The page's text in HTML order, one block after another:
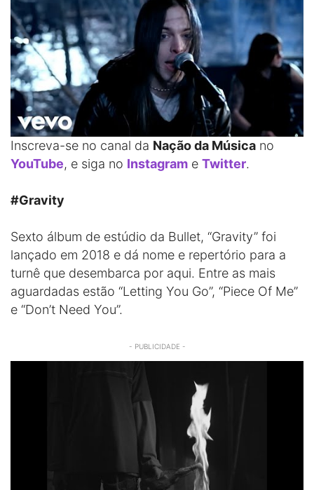
Inscreva-se no canal da Nação da Música no
YouTube, e siga no Instagram e Twitter.
#Gravity
Sexto álbum de estúdio da Bullet, “Gravity” foi
lançado em 2018 e dá nome e repertório para a
turnê que desembarca por aqui. Entre as mais
aguardadas estão “Letting You Go”, “Piece Of Me”
e “Don’t Need You”.
- PUBLICIDADE -